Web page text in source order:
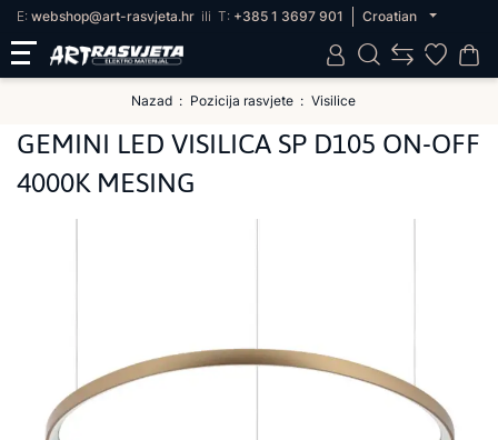
E: webshop@art-rasvjeta.hr ili T: +385 1 3697 901 Croatian
Nazad Pozicija rasvjete Visilice
GEMINI LED VISILICA SP D105 ON-OFF
4000K MESING